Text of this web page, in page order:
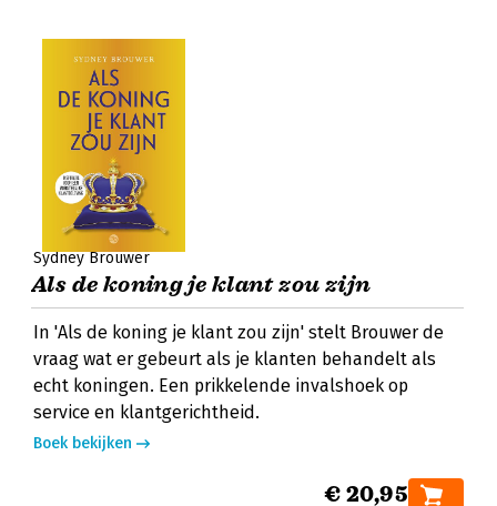
Sydney Brouwer
Als de koning je klant zou zijn
In 'Als de koning je klant zou zijn' stelt Brouwer de
vraag wat er gebeurt als je klanten behandelt als
echt koningen. Een prikkelende invalshoek op
service en klantgerichtheid.
Boek bekijken
€ 20,95